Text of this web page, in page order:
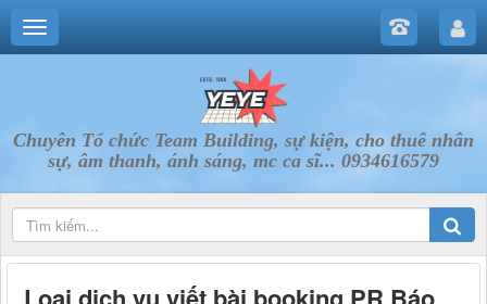
Chuyên Tổ chức Team Building, sự kiện, cho thuê nhân
sự, âm thanh, ánh sáng, mc ca sĩ... 0934616579